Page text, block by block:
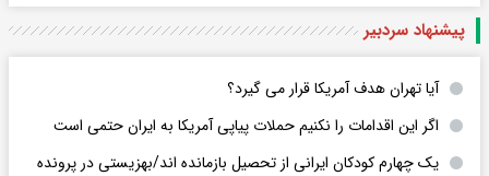
پیشنهاد سردبیر
آیا تهران هدف آمریکا قرار می گیرد؟
اگر این اقدامات را نکنیم حملات پیاپی آمریکا به ایران حتمی است
یک چهارم کودکان ایرانی از تحصیل بازمانده اند/بهزیستی در پرونده